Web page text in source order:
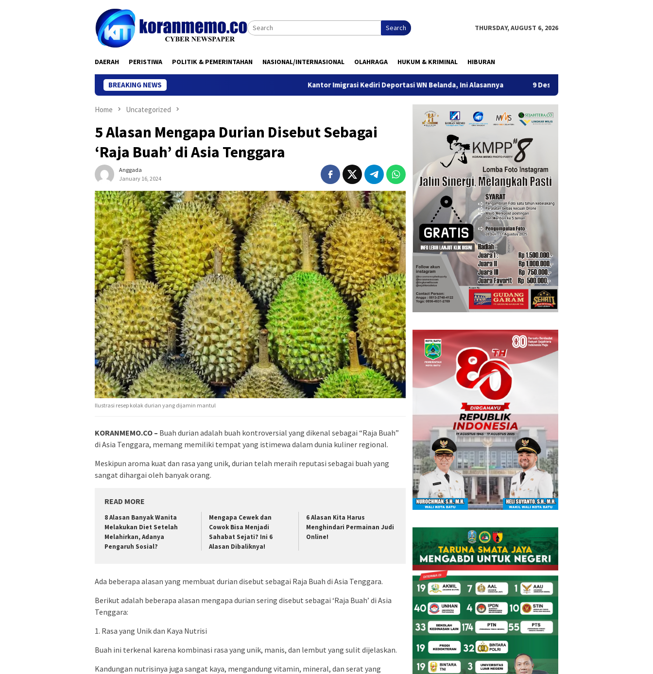
Search THURSDAY, AUGUST 6, 2026
DAERAH PERISTIWA POLITIK & PEMERINTAHAN NASIONAL/INTERNASIONAL OLAHRAGA HUKUM & KRIMINAL HIBURAN
BREAKING NEWS Kantor Imigrasi Kediri Deportasi WN Belanda, Ini Alasannya 9 Desa di 6 Kecamatan Tulungagung Alami
Home Uncategorized
5 Alasan Mengapa Durian Disebut Sebagai
‘Raja Buah’ di Asia Tenggara
Anggada
January 16, 2024
Ilustrasi resep kolak durian yang dijamin mantul
KORANMEMO.CO – Buah durian adalah buah kontroversial yang dikenal sebagai “Raja Buah”
di Asia Tenggara, memang memiliki tempat yang istimewa dalam dunia kuliner regional.
Meskipun aroma kuat dan rasa yang unik, durian telah meraih reputasi sebagai buah yang
sangat dihargai oleh banyak orang.
READ MORE
8 Alasan Banyak Wanita
Melakukan Diet Setelah
Melahirkan, Adanya
Pengaruh Sosial?
Mengapa Cewek dan
Cowok Bisa Menjadi
Sahabat Sejati? Ini 6
Alasan Dibaliknya!
6 Alasan Kita Harus
Menghindari Permainan Judi
Online!
Ada beberapa alasan yang membuat durian disebut sebagai Raja Buah di Asia Tenggara.
Berikut adalah beberapa alasan mengapa durian sering disebut sebagai ‘Raja Buah’ di Asia
Tenggara:
1. Rasa yang Unik dan Kaya Nutrisi
Buah ini terkenal karena kombinasi rasa yang unik, manis, dan lembut yang sulit dijelaskan.
Kandungan nutrisinya juga sangat kaya, mengandung vitamin, mineral, dan serat yang